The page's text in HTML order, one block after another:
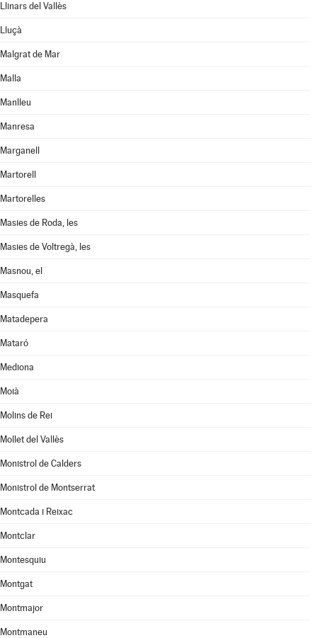
Llinars del Vallès
Lluçà
Malgrat de Mar
Malla
Manlleu
Manresa
Marganell
Martorell
Martorelles
Masies de Roda, les
Masies de Voltregà, les
Masnou, el
Masquefa
Matadepera
Mataró
Mediona
Moià
Molins de Rei
Mollet del Vallès
Monistrol de Calders
Monistrol de Montserrat
Montcada i Reixac
Montclar
Montesquiu
Montgat
Montmajor
Montmaneu